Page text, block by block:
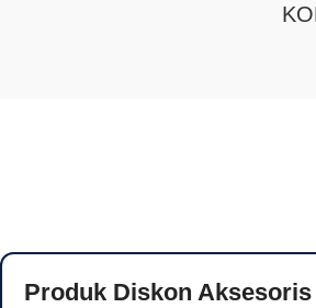
Produk Diskon Aksesoris